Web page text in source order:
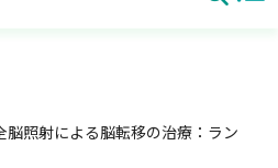
脳照射による脳転移の治療：ラン